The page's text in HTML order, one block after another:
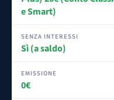
e Smart)
SENZA INTERESSI
Sì (a saldo)
EMISSIONE
0€